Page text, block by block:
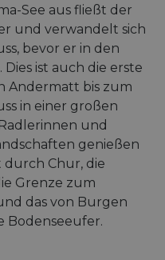
See aus fließt der
und verwandelt sich
bevor er in den
ist auch die erste
Andermatt bis zum
in einer großen
und
genießen
durch Chur, die
Grenze zum
das von Burgen
Bodenseeufer.